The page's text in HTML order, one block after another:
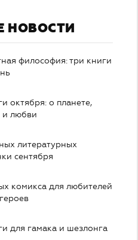
НОВОСТИ
философия: три книги
октября: о планете,
и любви
литературных
сентября
комикса для любителей
для гамака и шезлонга